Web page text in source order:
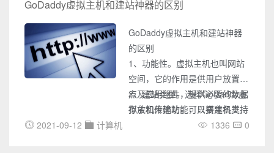
GoDaddy虚拟主机和建站神器的区别
GoDaddy虚拟主机和建站神器
的区别
1、功能性。虚拟主机也叫网站
空间，它的作用是供用户放置站
点及应用组件，提供必要的数据
存放和传输功能，只要主机支持
的应用程序都可以托管。
2、建站类型。选择GoDaddy虚
拟主机来建站，可以搭建各类型
网站，像展示类、交易类、社区
1336 0
2021-09-12 计算机